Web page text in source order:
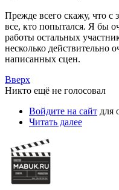
Прежде всего скажу, что с
все, кто попытался. Я бы
работы остальных
несколько действительно
написанных сцен.
Вверх
Никто ещё не голосовал
Войдите на сайт для
Читать далее